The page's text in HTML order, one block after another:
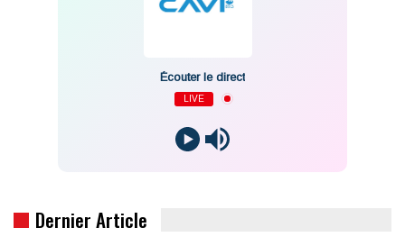
Écouter le direct
LIVE
Dernier Article